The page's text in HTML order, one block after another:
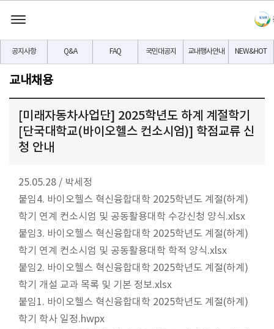
공지사항 Q&A FAQ 국민대공지 교내행사안내 NEW&HOT
교내채용
[미래자동차사업단] 2025학년도 하계 계절학기
[단국대학교(바이오헬스 컨소시엄)] 학점교류 신
청 안내
25.05.28 / 박세정
붙임4. 바이오헬스 혁신융합대학 2025학년도 계절(하계)
학기 연계 컨소시엄 및 공동활용대학 수강신청 양식.xlsx
붙임3. 바이오헬스 혁신융합대학 2025학년도 계절(하계)
학기 연계 컨소시엄 및 공동활용대학 학적 양식.xlsx
붙임2. 바이오헬스 혁신융합대학 2025학년도 계절(하계)
학기 개설 교과 목록 및 기본 정보.xlsx
붙임1. 바이오헬스 혁신융합대학 2025학년도 계절(하계)
학기 학사 일정.hwpx